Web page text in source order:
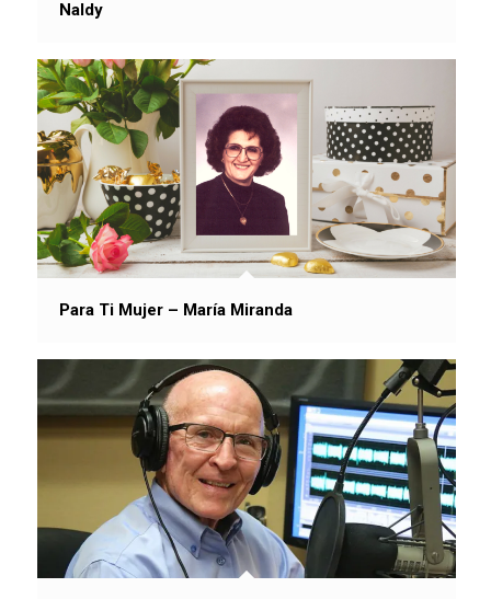
Naldy
Para Ti Mujer – María Miranda